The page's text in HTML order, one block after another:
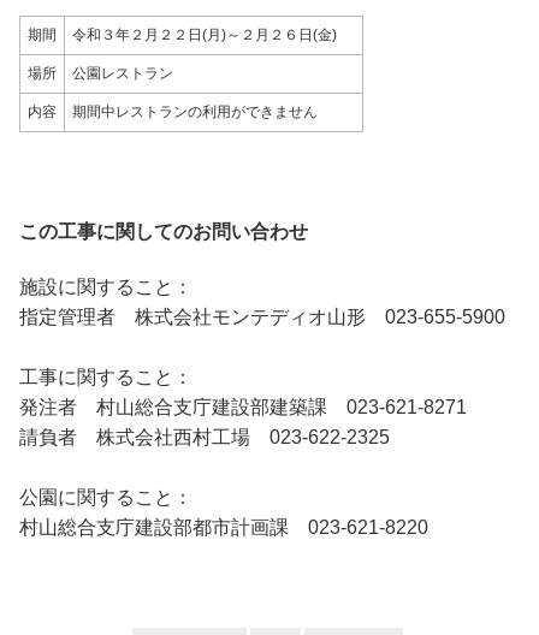
期間 令和３年２月２２日(月)～２月２６日(金)
場所 公園レストラン
内容 期間中レストランの利用ができません
この工事に関してのお問い合わせ
施設に関すること：
指定管理者 株式会社モンテディオ山形 023-655-5900
工事に関すること：
発注者 村山総合支庁建設部建築課 023-621-8271
請負者 株式会社西村工場 023-622-2325
公園に関すること：
村山総合支庁建設部都市計画課 023-621-8220